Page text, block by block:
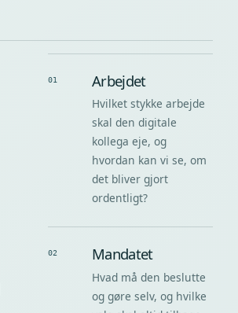
01 Arbejdet
Hvilket stykke arbejde
skal den digitale
kollega eje, og
hvordan kan vi se, om
det bliver gjort
ordentligt?
02 Mandatet
Hvad må den beslutte
og gøre selv, og hvilke